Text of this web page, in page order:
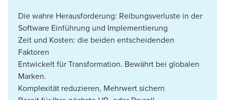
Die wahre Herausforderung: Reibungsverluste in der
Software Einführung und Implementierung
Zeit und Kosten: die beiden entscheidenden
Faktoren
Entwickelt für Transformation. Bewährt bei globalen
Marken.
Komplexität reduzieren, Mehrwert sichern